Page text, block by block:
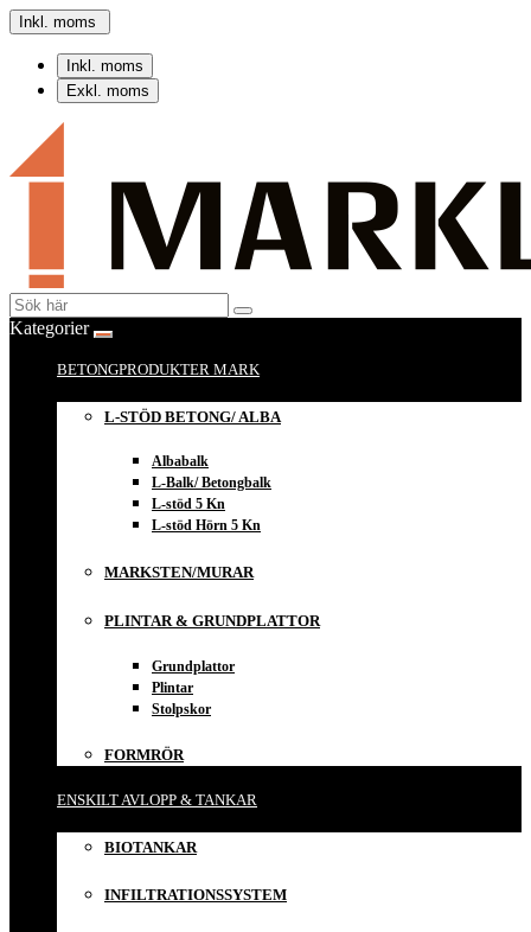
Inkl. moms
Inkl. moms
Exkl. moms
Kategorier
BETONGPRODUKTER MARK
L-STÖD BETONG/ ALBA
Albabalk
L-Balk/ Betongbalk
L-stöd 5 Kn
L-stöd Hörn 5 Kn
MARKSTEN/MURAR
PLINTAR & GRUNDPLATTOR
Grundplattor
Plintar
Stolpskor
FORMRÖR
ENSKILT AVLOPP & TANKAR
BIOTANKAR
INFILTRATIONSSYSTEM